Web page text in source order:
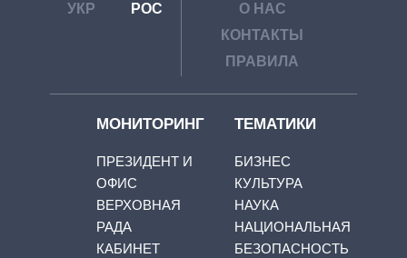
УКР РОС
О НАС
КОНТАКТЫ
ПРАВИЛА
МОНИТОРИНГ
ПРЕЗИДЕНТ И
ОФИС
ВЕРХОВНАЯ
РАДА
КАБИНЕТ
ТЕМАТИКИ
БИЗНЕС
КУЛЬТУРА
НАУКА
НАЦИОНАЛЬНАЯ
БЕЗОПАСНОСТЬ